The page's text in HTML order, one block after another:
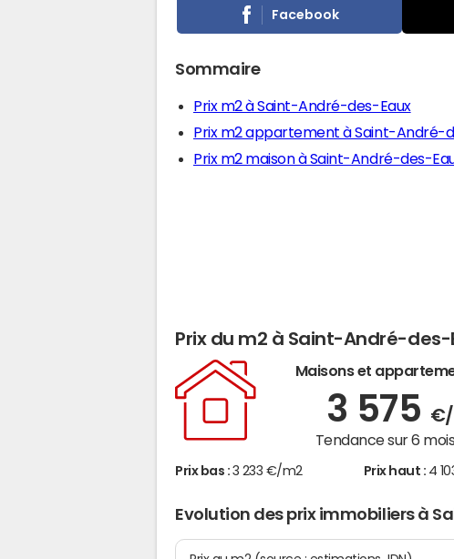
Facebook
Sommaire
Prix m2 à Saint-André-des-Eaux
Prix m2 appartement à Saint-André-
Prix m2 maison à Saint-André-des-
Prix du m2 à Saint-André-des-
Maisons et
3 575 €/
Tendance sur 6
Prix bas : 3 233 €/m2 Prix haut : 4
Evolution des prix immobiliers à